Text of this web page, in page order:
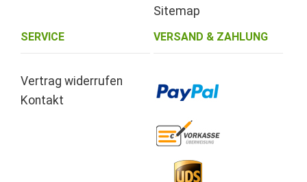
Sitemap
SERVICE
Vertrag widerrufen
Kontakt
VERSAND & ZAHLUNG